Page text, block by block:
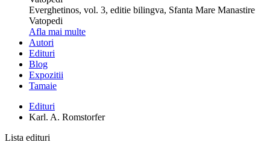
Everghetinos, vol. 3, editie bilingva, Sfanta Mare Manastire
Vatopedi
Afla mai multe
Autori
Edituri
Blog
Expozitii
Tamaie
Edituri
Karl. A. Romstorfer
Lista edituri